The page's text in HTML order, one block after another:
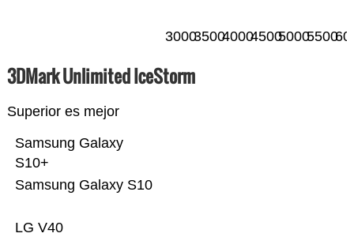
300035004000450050005500
3DMark Unlimited IceStorm
Superior es mejor
LG V40
Samsung Galaxy S10
Samsung Galaxy
S10+